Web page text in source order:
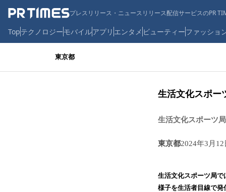
プレスリリース・ニュースリリース配信サービスのPR
Topテクノロジーモバイルアプリ エンタメ ビューティーファッショ
東京都
生活文化スポー
生活文化スポーツ
東京都2024年3月
生活文化スポーツ局
様子を生活者目線で発